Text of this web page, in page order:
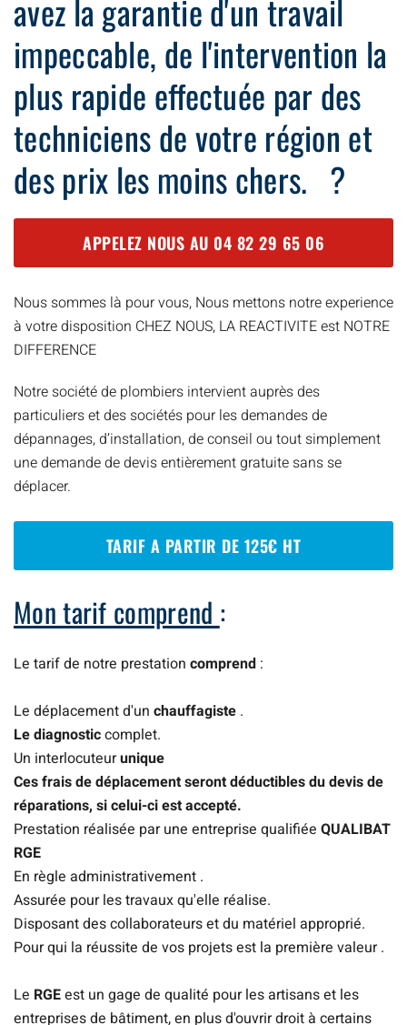
avez la garantie d'un travail
impeccable, de l'intervention la
plus rapide effectuée par des
techniciens de votre région et
des prix les moins chers. ?
APPELEZ NOUS AU 04 82 29 65 06
Nous sommes là pour vous, Nous mettons notre experience
à votre disposition CHEZ NOUS, LA REACTIVITE est NOTRE
DIFFERENCE
Notre société de plombiers intervient auprès des
particuliers et des sociétés pour les demandes de
dépannages, d’installation, de conseil ou tout simplement
une demande de devis entièrement gratuite sans se
déplacer.
TARIF A PARTIR DE 125€ HT
Mon tarif comprend :
Le tarif de notre prestation comprend :
Le déplacement d'un chauffagiste .
Le diagnosticcomplet.
Un interlocuteurunique
Ces frais de déplacement seront déductibles du devis de
réparations, si celui-ci est accepté.
Prestation réalisée par une entreprise qualifiée QUALIBAT
RGE
En règle administrativement .
Assurée pour les travaux qu'elle réalise.
Disposant des collaborateurs et du matériel approprié.
Pour qui la réussite de vos projets est la première valeur .
Le RGEest un gage de qualité pour les artisans et les
entreprises de bâtiment, en plus d'ouvrir droit à certains